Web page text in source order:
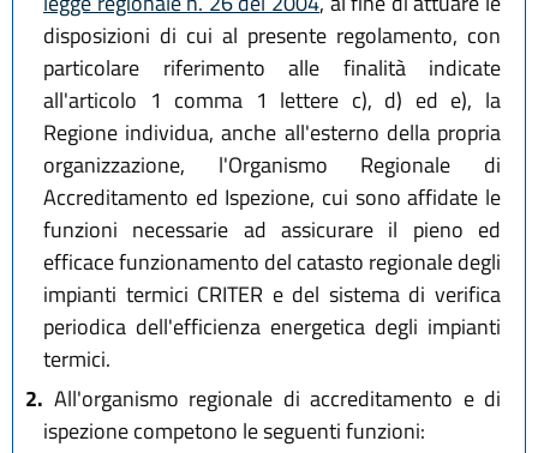
disposizioni di cui al presente regolamento, con
particolare riferimento alle finalità indicate
all'articolo 1 comma 1 lettere c), d) ed e), la
Regione individua, anche all'esterno della propria
organizzazione, l'Organismo Regionale di
Accreditamento ed Ispezione, cui sono affidate le
funzioni necessarie ad assicurare il pieno ed
efficace funzionamento del catasto regionale degli
impianti termici CRITER e del sistema di verifica
periodica dell'efficienza energetica degli impianti
termici.
2. All'organismo regionale di accreditamento e di
ispezione competono le seguenti funzioni: